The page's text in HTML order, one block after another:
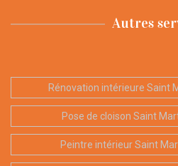
Autres
Rénovation intérieure Saint
Pose de cloison Saint
Peintre intérieur Saint